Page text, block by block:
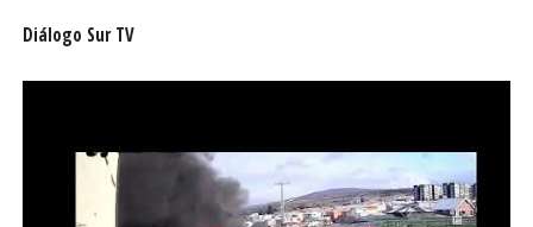
Diálogo Sur TV